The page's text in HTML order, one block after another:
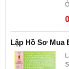
Lập Hồ Sơ Mua